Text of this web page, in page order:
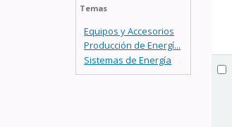
Temas
Equipos y Accesorios
Producción de Energí...
Sistemas de Energía